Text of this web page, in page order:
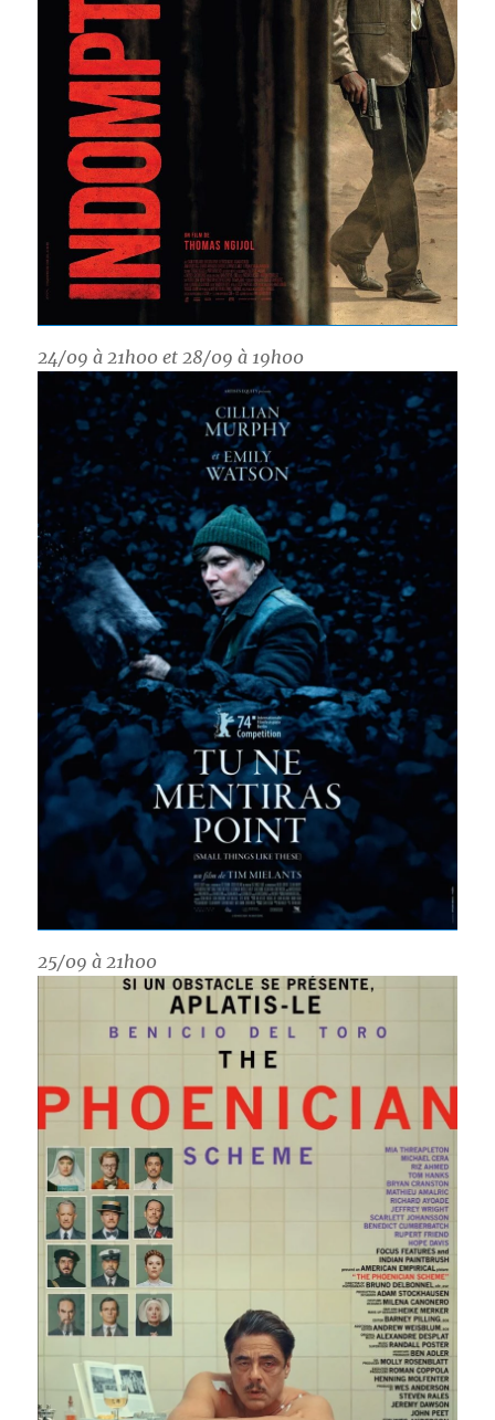
24/09 à 21h00 et 28/09 à 19h00
25/09 à 21h00